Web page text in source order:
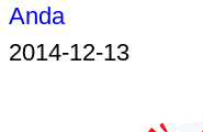
Anda
2014-12-13